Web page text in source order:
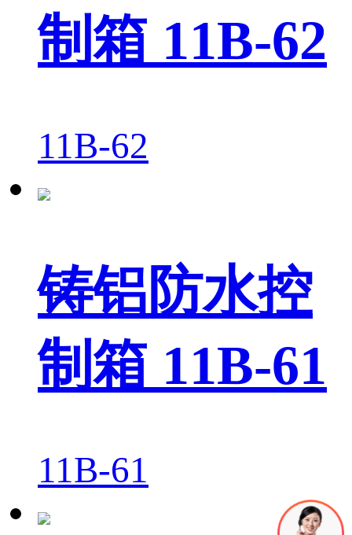
制箱 11B-62
11B-62
铸铝防水控
制箱 11B-61
11B-61